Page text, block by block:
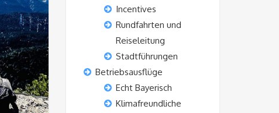
Incentives
Rundfahrten und
Reiseleitung
Stadtführungen
Betriebsausflüge
Echt Bayerisch
Klimafreundliche